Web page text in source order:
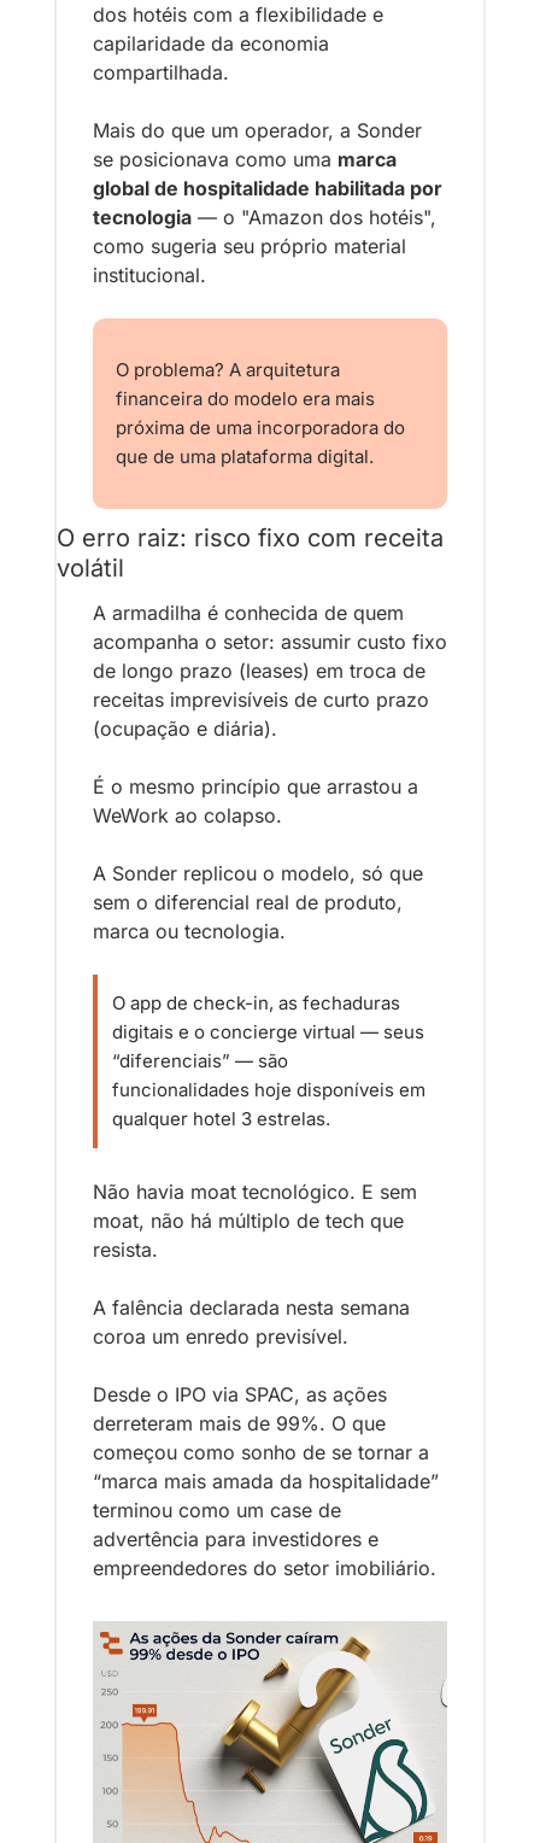
dos hotéis com a flexibilidade e
capilaridade da economia
compartilhada.
Mais do que um operador, a Sonder
se posicionava como uma marca
global de hospitalidade habilitada por
tecnologia — o "Amazon dos hotéis",
como sugeria seu próprio material
institucional.
O problema? A arquitetura
financeira do modelo era mais
próxima de uma incorporadora do
que de uma plataforma digital.
O erro raiz: risco fixo com receita
volátil
A armadilha é conhecida de quem
acompanha o setor: assumir custo fixo
de longo prazo (leases) em troca de
receitas imprevisíveis de curto prazo
(ocupação e diária).
É o mesmo princípio que arrastou a
WeWork ao colapso.
A Sonder replicou o modelo, só que
sem o diferencial real de produto,
marca ou tecnologia.
O app de check-in, as fechaduras
digitais e o concierge virtual — seus
“diferenciais” — são
funcionalidades hoje disponíveis em
qualquer hotel 3 estrelas.
Não havia moat tecnológico. E sem
moat, não há múltiplo de tech que
resista.
A falência declarada nesta semana
coroa um enredo previsível.
Desde o IPO via SPAC, as ações
derreteram mais de 99%. O que
começou como sonho de se tornar a
“marca mais amada da hospitalidade”
terminou como um case de
advertência para investidores e
empreendedores do setor imobiliário.